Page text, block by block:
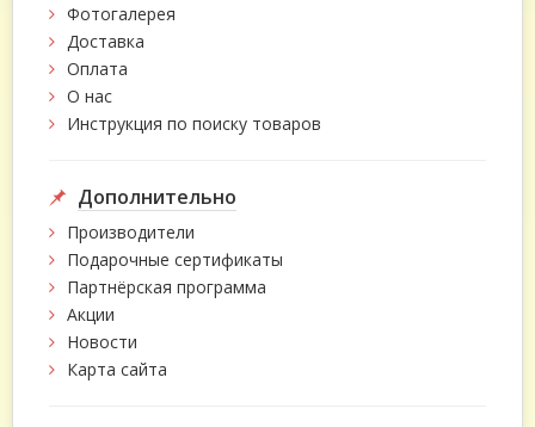
Фотогалерея
Доставка
Оплата
О нас
Инструкция по поиску товаров
Дополнительно
Производители
Подарочные сертификаты
Партнёрская программа
Акции
Новости
Карта сайта